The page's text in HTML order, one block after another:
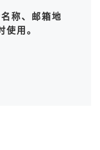
称、邮箱地
用。